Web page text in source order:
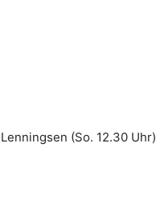
(So. 12.30 Uhr)